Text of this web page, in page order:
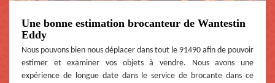
Une bonne estimation brocanteur de Wantestin
Eddy
Nous pouvons bien nous déplacer dans tout le 91490 afin de pouvoir
estimer et examiner vos objets à vendre. Nous avons une
expérience de longue date dans le service de brocante dans ce